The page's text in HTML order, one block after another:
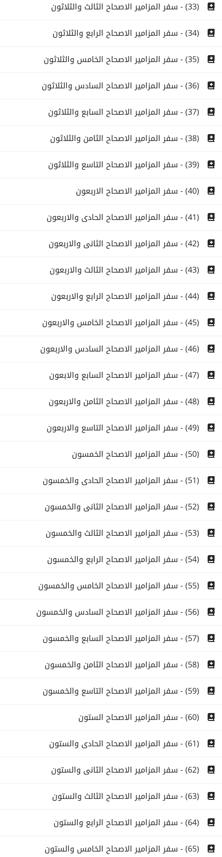
(33) - سفر المزامير الاصحاح الثالث والثلاثون
(34) - سفر المزامير الاصحاح الرابع والثلاثون
(35) - سفر المزامير الاصحاح الخامس والثلاثون
(36) - سفر المزامير الاصحاح السادس والثلاثون
(37) - سفر المزامير الاصحاح السابع والثلاثون
(38) - سفر المزامير الاصحاح الثامن والثلاثون
(39) - سفر المزامير الاصحاح التاسع والثلاثون
(40) - سفر المزامير الاصحاح الاربعون
(41) - سفر المزامير الاصحاح الحادى والاربعون
(42) - سفر المزامير الاصحاح الثانى والاربعون
(43) - سفر المزامير الاصحاح الثالث والاربعون
(44) - سفر المزامير الاصحاح الرابع والاربعون
(45) - سفر المزامير الاصحاح الخامس والاربعون
(46) - سفر المزامير الاصحاح السادس والاربعون
(47) - سفر المزامير الاصحاح السابع والابعون
(48) - سفر المزامير الاصحاح الثامن والاربعون
(49) - سفر المزامير الاصحاح التاسع والاربعون
(50) - سفر المزامير الاصحاح الخمسون
(51) - سفر المزامير الاصحاح الحادى والخمسون
(52) - سفر المزامير الاصحاح الثانى والخمسون
(53) - سفر المزامير الاصحاح الثالث والخمسون
(54) - سفر المزامير الاصحاح الرابع والخمسون
(55) - سفر المزامير الاصحاح الخامس والخمسون
(56) - سفر المزامير الاصحاح السادس والخمسون
(57) - سفر المزامير الاصحاح السابع والخمسون
(58) - سفر المزامير الاصحاح الثامن والخمسون
(59) - سفر المزامير الاصحاح التاسع والخمسون
(60) - سفر المزامير الاصحاح الستون
(61) - سفر المزامير الاصحاح الحادى والستون
(62) - سفر المزامير الاصحاح الثانى والستون
(63) - سفر المزامير الاصحاح الثالث والستون
(64) - سفر المزامير الاصحاح الرابع والستون
(65) - سفر المزامير الاصحاح الخامس والستون